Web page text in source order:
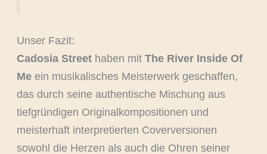
Unser Fazit:
Cadosia Streethaben mit The River Inside Of
Meein musikalisches Meisterwerk geschaffen,
das durch seine authentische Mischung aus
tiefgründigen Originalkompositionen und
meisterhaft interpretierten Coverversionen
sowohl die Herzen als auch die Ohren seiner